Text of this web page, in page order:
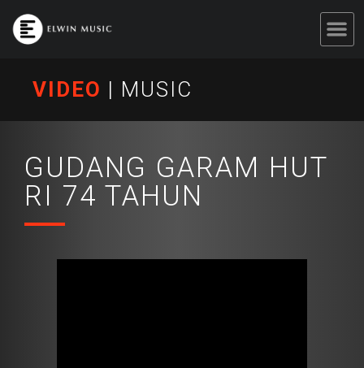
VIDEO | MUSIC
GUDANG GARAM HUT
RI 74 TAHUN